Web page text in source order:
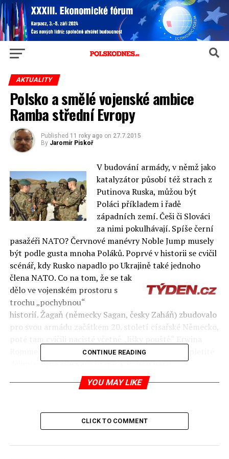
AKTUALITY
Polsko a smělé vojenské ambice
Ramba střední Evropy
Published 11 roky ago on 27.7.2015
By Jaromír Piskoř
V budování armády, v němž jako
katalyzátor působí též strach z
Putinova Ruska, můžou být
Poláci příkladem i řadě
západních zemí. Češi či Slováci
za nimi pokulhávají. Spíše černí
pasažéři NATO? Červnové manévry Noble Jump musely
být podle gusta mnoha Poláků. Poprvé v historii se cvičil
scénář, kdy Rusko napadlo po Ukrajině také jednoho
člena NATO. Co na tom, že se tak
dělo ve vojenském prostoru s
trochu „pochybnou“
historií. Žagaň (německy Sagan, česky Zaháň) zbudovalo
pro svou armádu začátkem 20. století císařské Německo,
Rommela a ještě po něm sovětské jednotky. Ale spletité
dějiny včetně šíbování hranic k Polsku patří.
AUTOR: PETR PODANÝ – článek vyšel v tištěném Týdnu
CONTINUE READING
YOU MAY LIKE
CLICK TO COMMENT